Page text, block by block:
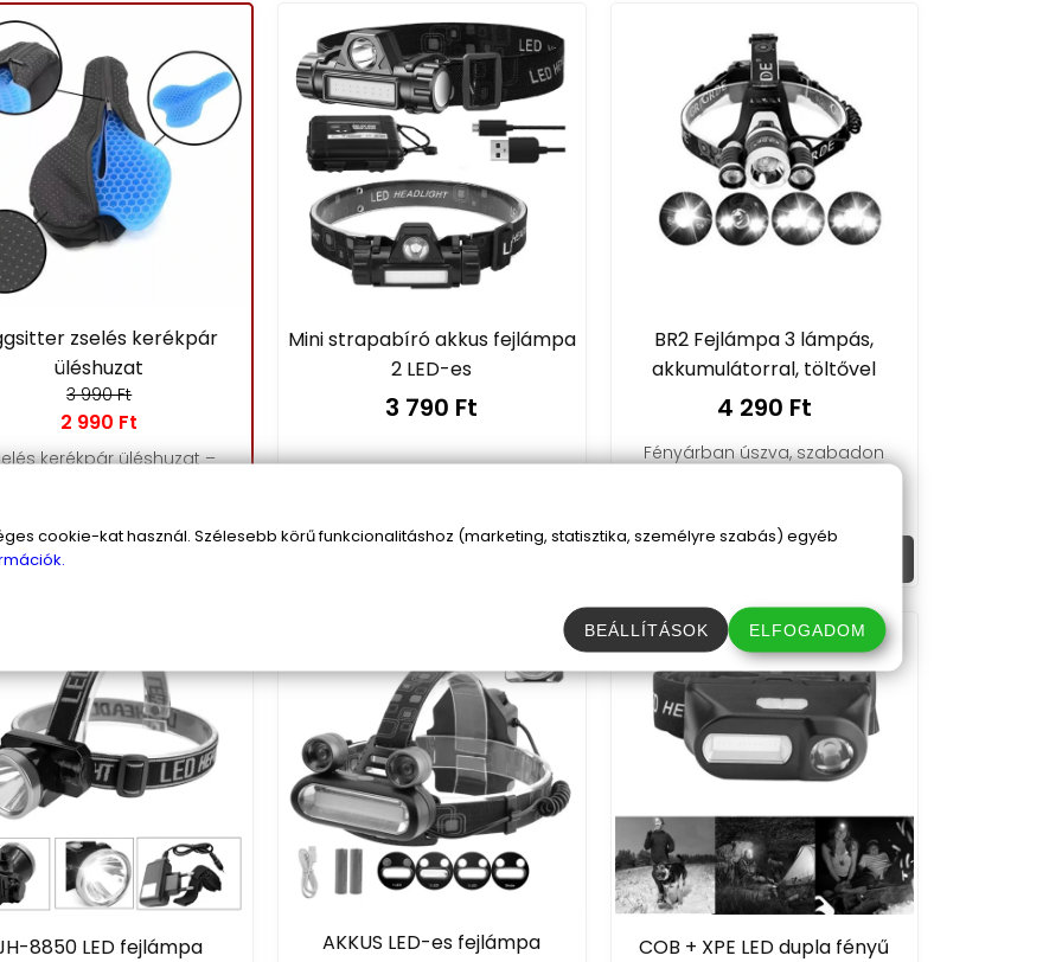
zselés kerékpár
üléshuzat
3 990 Ft
2 990 Ft
kerékpár üléshuzat –
Mini strapabíró akkus fejlámpa
2 LED-es
3 790 Ft
BR2 Fejlámpa 3 lámpás,
akkumulátorral, töltővel
4 290 Ft
Fényárban úszva, szabadon
8850 LED fejlámpa
AKKUS LED-es fejlámpa
COB + XPE LED dupla fényű
cookie-kat használ. Szélesebb körű funkcionalitáshoz (marketing, statisztika, személyre szabás) egyéb
BEÁLLÍTÁSOK ELFOGADOM